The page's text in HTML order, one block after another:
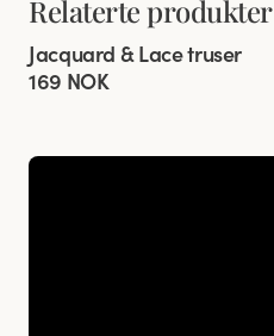
Relaterte produkter
Viewing image 1 of 3
4 for 3
Jacquard & Lace truser
169 NOK